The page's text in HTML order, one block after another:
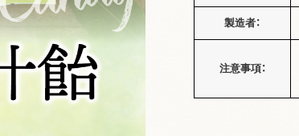
製造者：
注意事項：